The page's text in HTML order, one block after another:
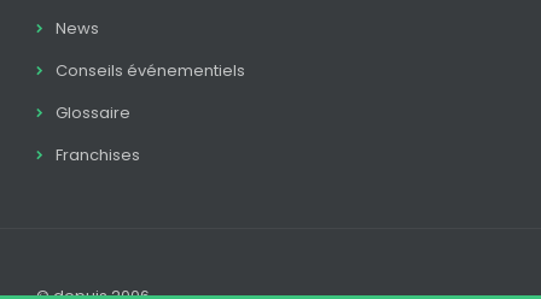
News
Conseils événementiels
Glossaire
Franchises